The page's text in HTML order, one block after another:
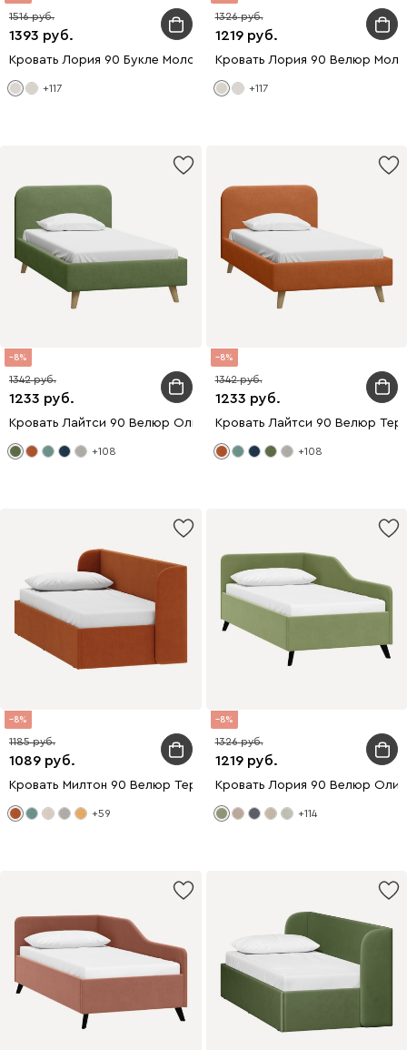
1393
1516
Кровать Лория 90 Букле Молочный
+117
1219
1326
Кровать Лория 90 Велюр
+117
8
1233
1342
Кровать Лайтси 90 Велюр Оливковый
+108
8
1233
1342
Кровать Лайтси 90 Велюр
+108
8
1089
1185
Кровать Милтон 90 Велюр Терракотовый
+59
8
1219
1326
Кровать Лория 90 Велюр
+114